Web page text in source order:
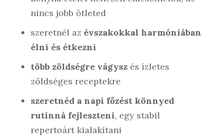
nincs jobb ötleted
szeretnél az évszakokkal harmóniában
élni és étkezni
több zöldségre vágysz és ízletes
zöldséges receptekre
szeretnéd a napi főzést könnyed
rutinná fejleszteni, egy stabil
repertoárt kialakítani